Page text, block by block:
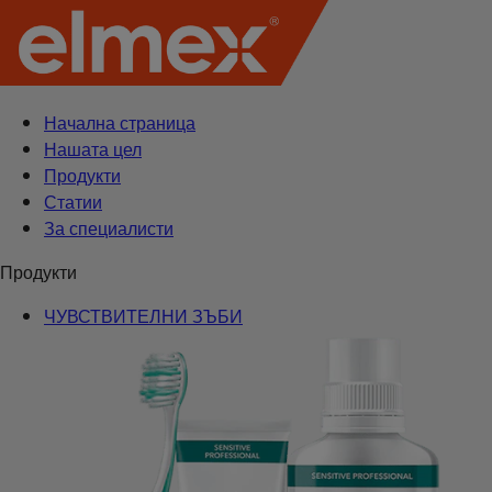
Начална страница
Нашата цел
Продукти
Статии
За специалисти
Продукти
ЧУВСТВИТЕЛНИ ЗЪБИ